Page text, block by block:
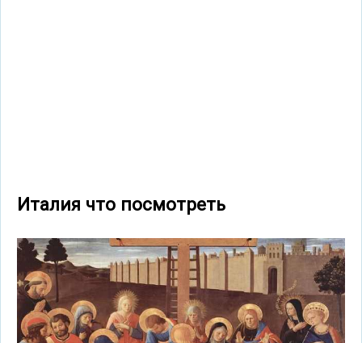
Италия что посмотреть